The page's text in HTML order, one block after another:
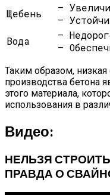
Щебень
—
—
Вода
—
—
Таким образом,
производства бетона
этого материала,
использования в
Видео:
НЕЛЬЗЯ
ПРАВДА О